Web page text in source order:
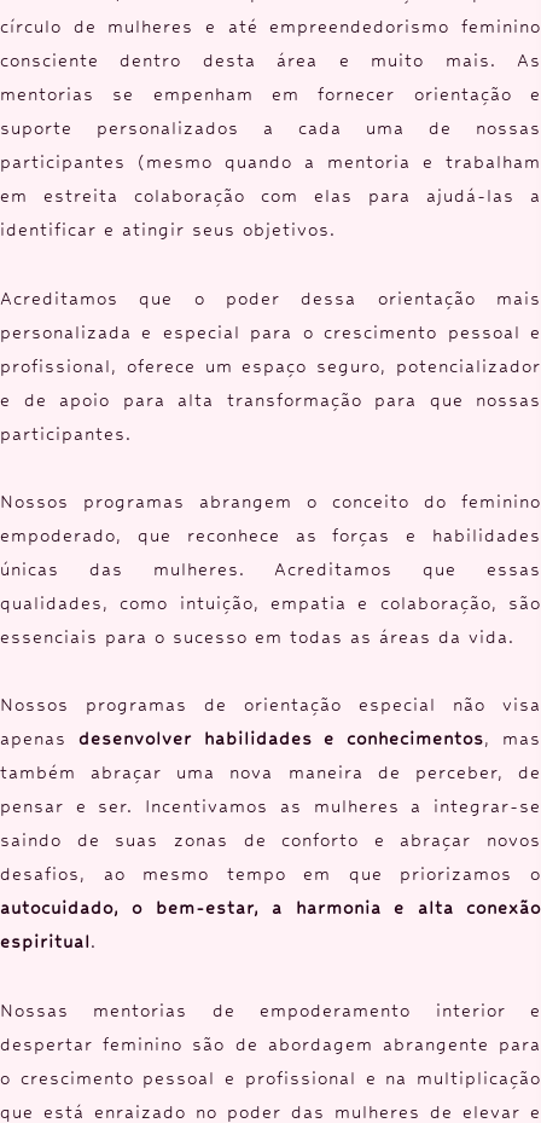
círculo de mulheres e até empreendedorismo feminino
consciente dentro desta área e muito mais. As
mentorias se empenham em fornecer orientação e
suporte personalizados a cada uma de nossas
participantes (mesmo quando a mentoria e trabalham
em estreita colaboração com elas para ajudá-las a
identificar e atingir seus objetivos.
Acreditamos que o poder dessa orientação mais
personalizada e especial para o crescimento pessoal e
profissional, oferece um espaço seguro, potencializador
e de apoio para alta transformação para que nossas
participantes.
Nossos programas abrangem o conceito do feminino
empoderado, que reconhece as forças e habilidades
únicas das mulheres. Acreditamos que essas
qualidades, como intuição, empatia e colaboração, são
essenciais para o sucesso em todas as áreas da vida.
Nossos programas de orientação especial não visa
apenas desenvolver habilidades e conhecimentos, mas
também abraçar uma nova maneira de perceber, de
pensar e ser. Incentivamos as mulheres a integrar-se
saindo de suas zonas de conforto e abraçar novos
desafios, ao mesmo tempo em que priorizamos o
autocuidado, o bem-estar, a harmonia e alta conexão
espiritual.
Nossas mentorias de empoderamento interior e
despertar feminino são de abordagem abrangente para
o crescimento pessoal e profissional e na multiplicação
que está enraizado no poder das mulheres de elevar e